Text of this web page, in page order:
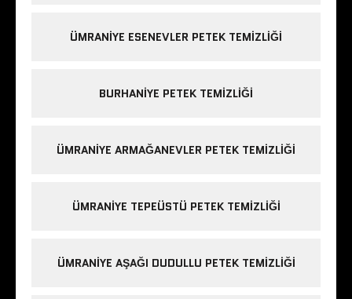
ÜMRANIYE ESENEVLER PETEK TEMIZLIĞI
BURHANIYE PETEK TEMIZLIĞI
ÜMRANIYE ARMAĞANEVLER PETEK TEMIZLIĞI
ÜMRANIYE TEPEÜSTÜ PETEK TEMIZLIĞI
ÜMRANIYE AŞAĞI DUDULLU PETEK TEMIZLIĞI